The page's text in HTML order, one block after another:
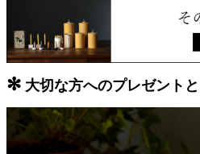
✻ 大切な方へのプレゼント